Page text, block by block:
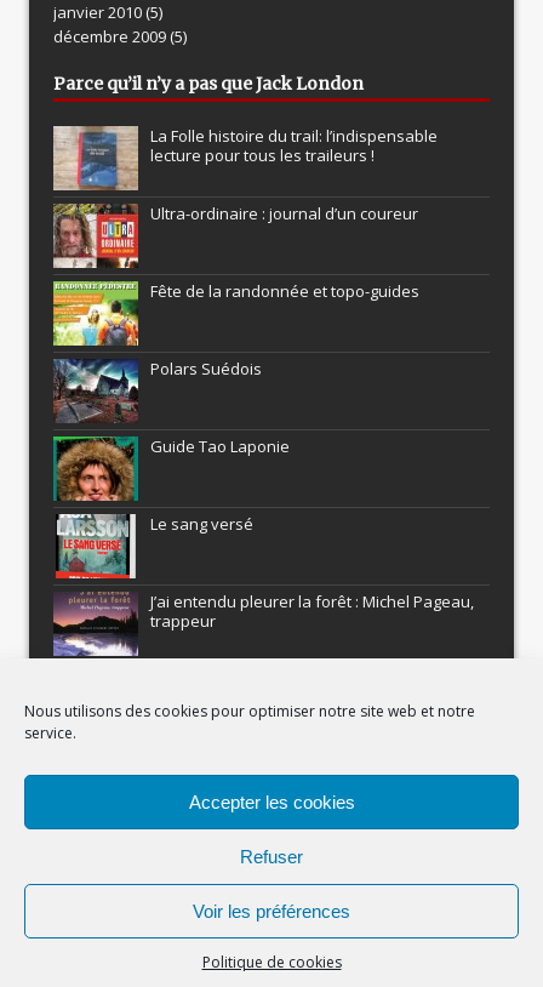
Nous utilisons des cookies pour optimiser notre site web et notre
service.
Accepter les cookies
Refuser
Voir les préférences
Politique de cookies
janvier 2010(5)
décembre 2009(5)
Parce qu’il n’y a pas que Jack London
La Folle histoire du trail: l’indispensable
lecture pour tous les traileurs !
Ultra-ordinaire : journal d’un coureur
Fête de la randonnée et topo-guides
Polars Suédois
Guide Tao Laponie
Le sang versé
J’ai entendu pleurer la forêt : Michel Pageau,
trappeur
Recevez gratuitement Comment être un
(c) Carnets Nordiques - 2023